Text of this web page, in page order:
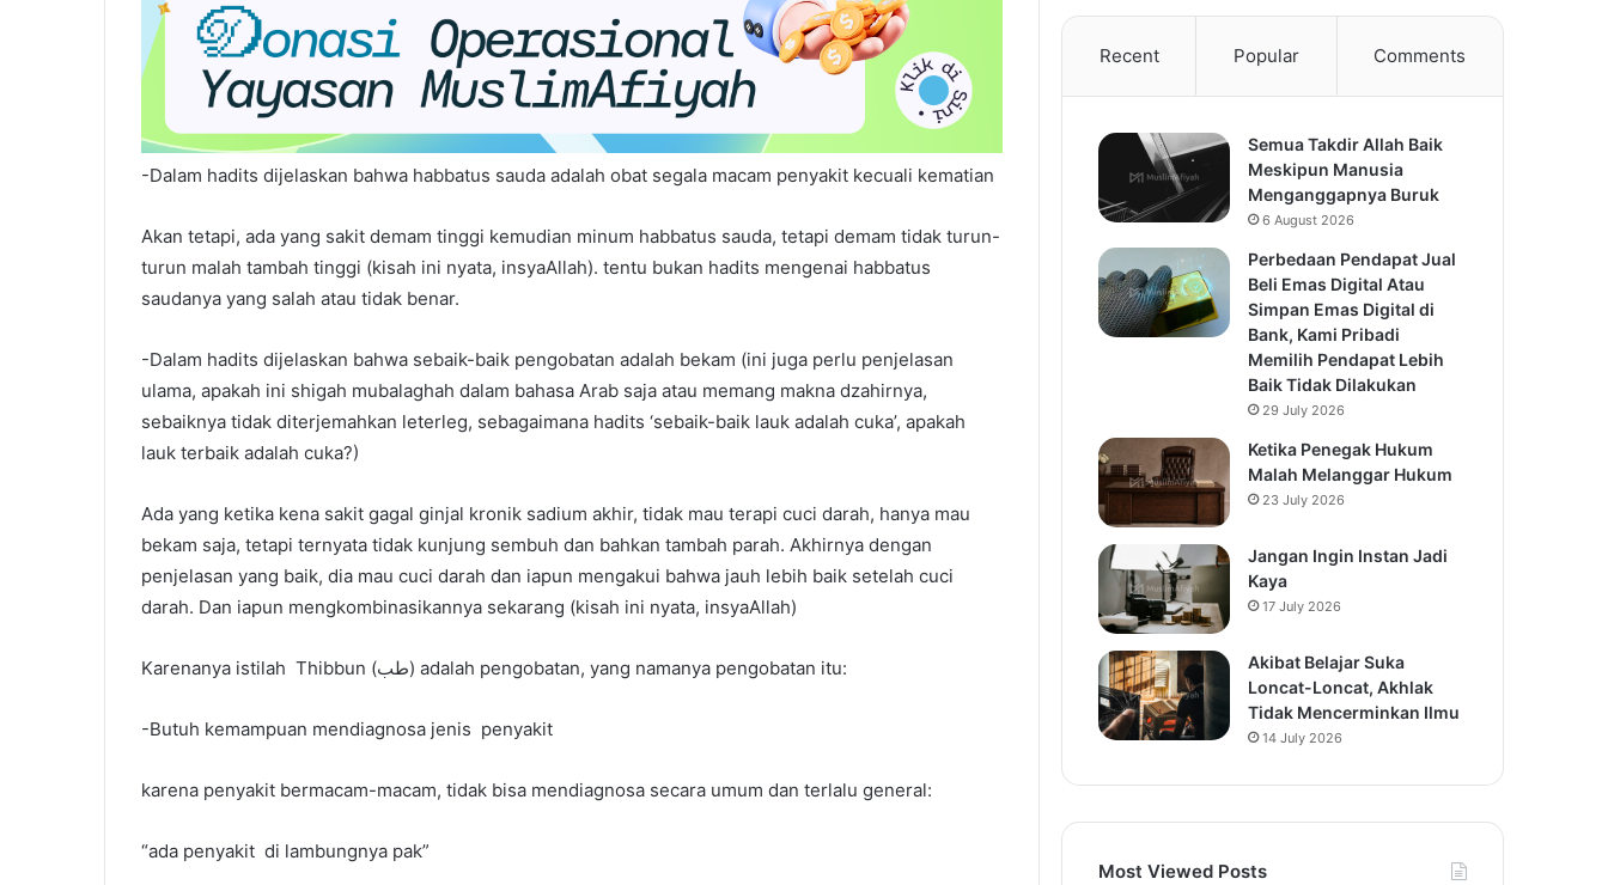
-Dalam hadits dijelaskan bahwa habbatus sauda adalah obat segala macam penyakit kecuali kematian
Akan tetapi, ada yang sakit demam tinggi kemudian minum habbatus sauda, tetapi demam tidak turun-
turun malah tambah tinggi (kisah ini nyata, insyaAllah). tentu bukan hadits mengenai habbatus
saudanya yang salah atau tidak benar.
-Dalam hadits dijelaskan bahwa sebaik-baik pengobatan adalah bekam (ini juga perlu penjelasan
ulama, apakah ini shigah mubalaghah dalam bahasa Arab saja atau memang makna dzahirnya,
sebaiknya tidak diterjemahkan leterleg, sebagaimana hadits ‘sebaik-baik lauk adalah cuka’, apakah
lauk terbaik adalah cuka?)
Ada yang ketika kena sakit gagal ginjal kronik sadium akhir, tidak mau terapi cuci darah, hanya mau
bekam saja, tetapi ternyata tidak kunjung sembuh dan bahkan tambah parah. Akhirnya dengan
penjelasan yang baik, dia mau cuci darah dan iapun mengakui bahwa jauh lebih baik setelah cuci
darah. Dan iapun mengkombinasikannya sekarang (kisah ini nyata, insyaAllah)
Karenanya istilah Thibbun (طب) adalah pengobatan, yang namanya pengobatan itu:
-Butuh kemampuan mendiagnosa jenis penyakit
karena penyakit bermacam-macam, tidak bisa mendiagnosa secara umum dan terlalu general:
“ada penyakit di lambungnya pak”
Recent Popular Comments
Semua Takdir Allah Baik
Meskipun Manusia
Menganggapnya Buruk
6 August 2026
Perbedaan Pendapat Jual
Beli Emas Digital Atau
Simpan Emas Digital di
Bank, Kami Pribadi
Memilih Pendapat Lebih
Baik Tidak Dilakukan
29 July 2026
Ketika Penegak Hukum
Malah Melanggar Hukum
23 July 2026
Jangan Ingin Instan Jadi
Kaya
17 July 2026
Akibat Belajar Suka
Loncat-Loncat, Akhlak
Tidak Mencerminkan Ilmu
14 July 2026
Most Viewed Posts